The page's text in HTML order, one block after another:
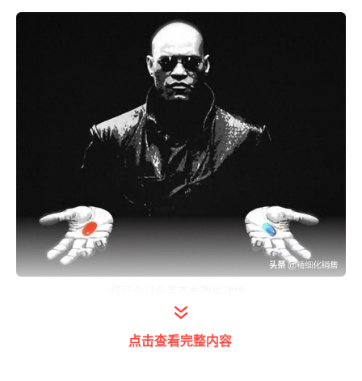
还有50%的概率成为疯子；
点击查看完整内容